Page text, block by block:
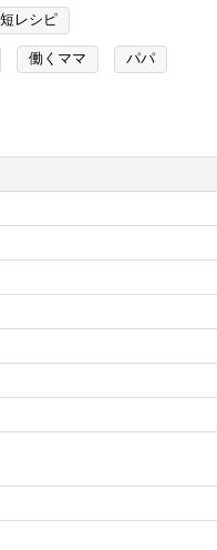
レシピ
働くママ パパ